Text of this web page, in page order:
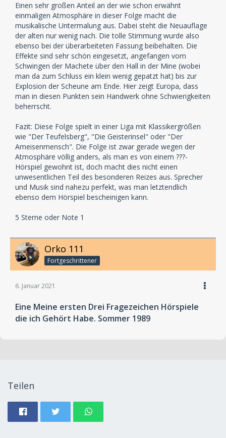
Einen sehr großen Anteil an der wie schon erwähnt
einmaligen Atmosphäre in dieser Folge macht die
musikalische Untermalung aus. Dabei steht die Neuauflage
der alten nur wenig nach. Die tolle Stimmung wurde also
ebenso bei der überarbeiteten Fassung beibehalten. Die
Effekte sind sehr schön eingesetzt, angefangen vom
Schwingen der Machete über den Hall in der Mine (wobei
man da zum Schluss ein klein wenig gepatzt hat) bis zur
Explosion der Scheune am Ende. Hier zeigt Europa, dass
man in diesen Punkten sein Handwerk ohne Schwierigkeiten
beherrscht.
Fazit: Diese Folge spielt in einer Liga mit Klassikergrößen
wie "Der Teufelsberg", "Die Geisterinsel" oder "Der
Ameisenmensch". Die Folge ist zwar gerade wegen der
Atmosphäre völlig anders, als man es von einem ???-
Hörspiel gewohnt ist, doch macht dies nicht einen
unwesentlichen Teil des besonderen Reizes aus. Sprecher
und Musik sind nahezu perfekt, was man letztendlich
ebenso dem Hörspiel bescheinigen kann.
5 Sterne oder Note 1
Orko 111
Fortgeschrittener
6. Januar 2021
Eine Meine ersten Drei Fragezeichen Hörspiele
die ich Gehört Habe. Sommer 1989
Teilen